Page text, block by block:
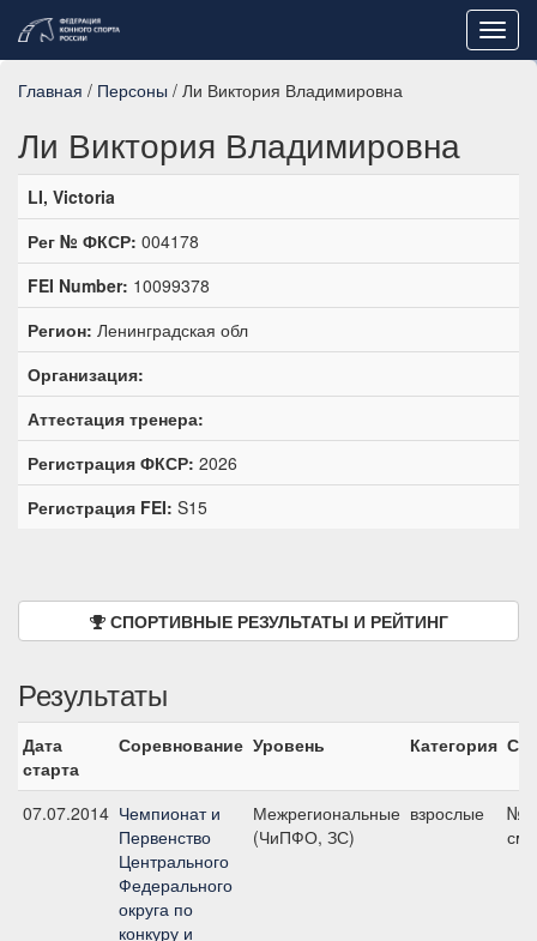
Главная / Персоны / Ли Виктория Владимировна
Ли Виктория Владимировна
LI, Victoria
Рег № ФКСР: 004178
FEI Number: 10099378
Регион: Ленинградская обл
Организация:
Аттестация тренера:
Регистрация ФКСР: 2026
Регистрация FEI: S15
СПОРТИВНЫЕ РЕЗУЛЬТАТЫ И РЕЙТИНГ
Результаты
Дата
старта
Соревнование Уровень Категория
07.07.2014 Чемпионат и
Первенство
Центрального
Федерального
округа по
конкуру и
Межрегиональные
(ЧиПФО, ЗС)
взрослые
см